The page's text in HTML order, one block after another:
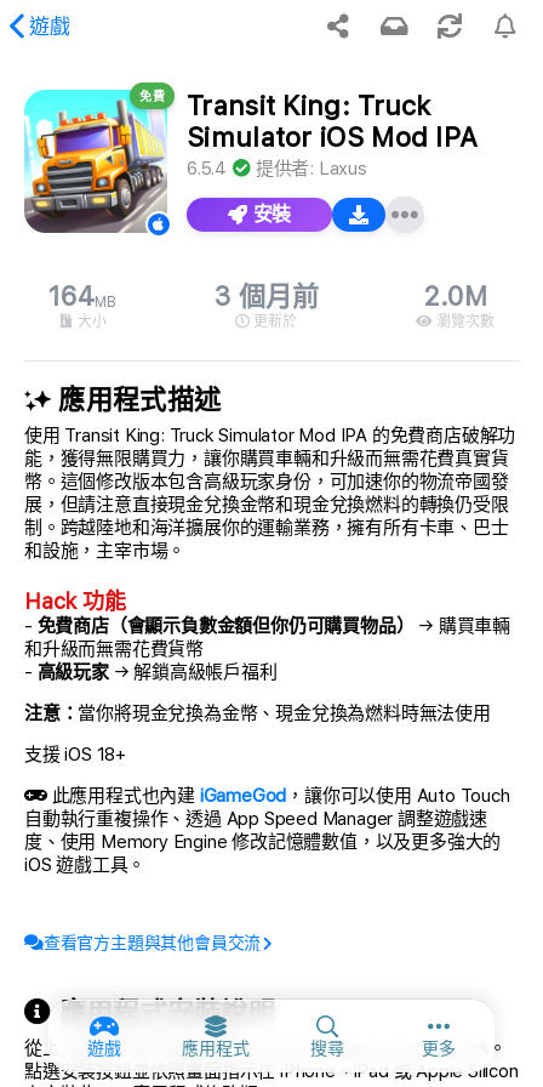
遊戲
遊戲 應用程式 搜尋 更多更多選項和
請求的內容。
免費
Transit King: Truck
Simulator iOS Mod IPA
6.5.4 提供者: Laxus
安裝
164MB
大小
3 個月前
更新於
2.0M
瀏覽次數
應用程式描述
使用 Transit King: Truck Simulator Mod IPA 的免費商店破解功
能，獲得無限購買力，讓你購買車輛和升級而無需花費真實貨
幣。這個修改版本包含高級玩家身份，可加速你的物流帝國發
展，但請注意直接現金兌換金幣和現金兌換燃料的轉換仍受限
制。跨越陸地和海洋擴展你的運輸業務，擁有所有卡車、巴士
和設施，主宰市場。
Hack 功能
- 免費商店（會顯示負數金額但你仍可購買物品）
→ 購買車輛
和升級而無需花費貨幣
- 高級玩家→ 解鎖高級帳戶福利
注意： 當你將現金兌換為金幣、現金兌換為燃料時無法使用
支援 iOS 18+
此應用程式也內建 iGameGod ，讓你可以使用 Auto Touch
自動執行重複操作、透過 App Speed Manager 調整遊戲速
度、使用 Memory Engine 修改記憶體數值，以及更多強大的
iOS 遊戲工具。
查看官方主題與其他會員交流
應用程式安裝說明
從上方連結下載 Transit King: Truck Simulator iOS Mod IPA
。
點選安裝按鈕並依照畫面指示在 iPhone、iPad 或 Apple Silicon